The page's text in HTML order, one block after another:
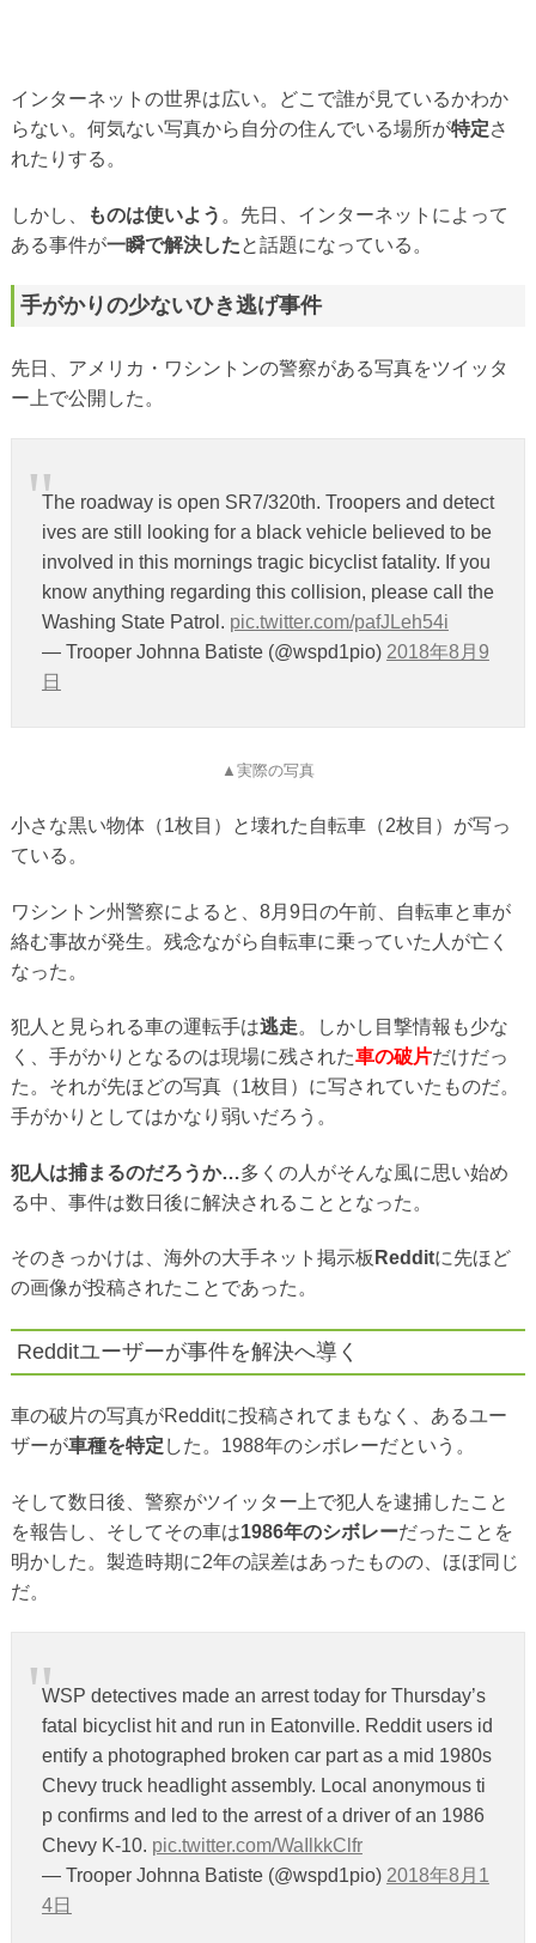
インターネットの世界は広い。どこで誰が見ているかわか
らない。何気ない写真から自分の住んでいる場所が特定さ
れたりする。
しかし、 ものは使いよう 。先日、インターネットによって
ある事件が一瞬で解決したと話題になっている。
手がかりの少ないひき逃げ事件
先日、アメリカ・ワシントンの警察がある写真をツイッタ
ー上で公開した。
The roadway is open SR7/320th. Troopers and detect
ives are still looking for a black vehicle believed to be
involved in this mornings tragic bicyclist fatality. If you
know anything regarding this collision, please call the
Washing State Patrol. pic.twitter.com/pafJLeh54i
— Trooper Johnna Batiste (@wspd1pio) 2018年8月9
日
▲実際の写真
小さな黒い物体（1枚目）と壊れた自転車（2枚目）が写っ
ている。
ワシントン州警察によると、8月9日の午前、自転車と車が
絡む事故が発生。残念ながら自転車に乗っていた人が亡く
なった。
犯人と見られる車の運転手は逃走。しかし目撃情報も少な
く、手がかりとなるのは現場に残された車の破片だけだっ
た。それが先ほどの写真（1枚目）に写されていたものだ。
手がかりとしてはかなり弱いだろう。
犯人は捕まるのだろうか…多くの人がそんな風に思い始め
る中、事件は数日後に解決されることとなった。
そのきっかけは、海外の大手ネット掲示板 Redditに先ほど
の画像が投稿されたことであった。
Redditユーザーが事件を解決へ導く
車の破片の写真がRedditに投稿されてまもなく、あるユー
ザーが車種を特定 した。1988年のシボレーだという。
そして数日後、警察がツイッター上で犯人を逮捕したこと
を報告し、そしてその車は1986年のシボレーだったことを
明かした。製造時期に2年の誤差はあったものの、ほぼ同じ
だ。
WSP detectives made an arrest today for Thursday’s
fatal bicyclist hit and run in Eatonville. Reddit users id
entify a photographed broken car part as a mid 1980s
Chevy truck headlight assembly. Local anonymous ti
p confirms and led to the arrest of a driver of an 1986
Chevy K-10. pic.twitter.com/WaIlkkClfr
— Trooper Johnna Batiste (@wspd1pio) 2018年8月1
4日